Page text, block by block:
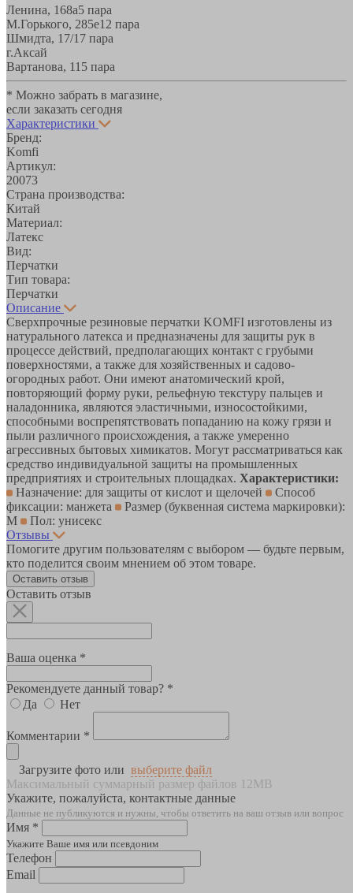
Ленина, 168а5 пара
М.Горького, 285е12 пара
Шмидта, 17/1 7 пара
г.Аксай
Вартанова, 11 5 пара
* Можно забрать в магазине,
если заказать сегодня
Характеристики
Бренд:
Komfi
Артикул:
20073
Страна производства:
Китай
Материал:
Латекс
Вид:
Перчатки
Тип товара:
Перчатки
Описание
Сверхпрочные резиновые перчатки KOMFI изготовлены из
натурального латекса и предназначены для защиты рук в
процессе действий, предполагающих контакт с грубыми
поверхностями, а также для хозяйственных и садово-
огородных работ. Они имеют анатомический крой,
повторяющий форму руки, рельефную текстуру пальцев и
наладонника, являются эластичными, износостойкими,
способными воспрепятствовать попаданию на кожу грязи и
пыли различного происхождения, а также умеренно
агрессивных бытовых химикатов. Могут рассматриваться как
средство индивидуальной защиты на промышленных
предприятиях и строительных площадках. Характеристики:
Назначение: для защиты от кислот и щелочей
Способ
фиксации: манжета
Размер (буквенная система маркировки):
М
Пол: унисекс
Отзывы
Помогите другим пользователям с выбором — будьте первым,
кто поделится своим мнением об этом товаре.
Оставить отзыв
Оставить отзыв
Ваша оценка *
Рекомендуете данный товар? *
Да
Нет
Комментарии *
Загрузите фото или выберите файл
Максимальный суммарный размер файлов 12MB
Укажите, пожалуйста, контактные данные
Данные не публикуются и нужны, чтобы ответить на ваш отзыв или вопрос
Имя *
Укажите Ваше имя или псевдоним
Телефон
Email